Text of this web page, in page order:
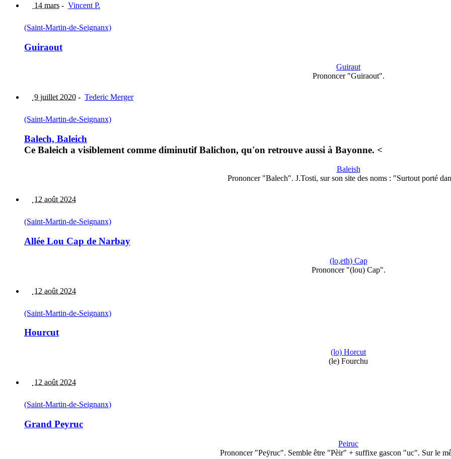
14 mars - Vincent P.
(Saint-Martin-de-Seignanx)
Guiraout
Guiraut
Prononcer "Guiraout".
9 juillet 2020 - Tederic Merger
(Saint-Martin-de-Seignanx)
Balech, Baleich
Ce Baleich a visiblement comme diminutif Balichon, qu'on retrouve aussi à Bayonne. <
Baleish
Prononcer "Balech". J.Tosti, sur son site des noms : "Surtout porté
12 août 2024
(Saint-Martin-de-Seignanx)
Allée Lou Cap de Narbay
(lo,eth) Cap
Prononcer "(lou) Cap".
12 août 2024
(Saint-Martin-de-Seignanx)
Hourcut
(lo) Horcut
(le) Fourchu
12 août 2024
(Saint-Martin-de-Seignanx)
Grand Peyruc
Peiruc
Prononcer "Peÿruc". Semble être "Pèir" + suffixe gascon "uc". Sur le